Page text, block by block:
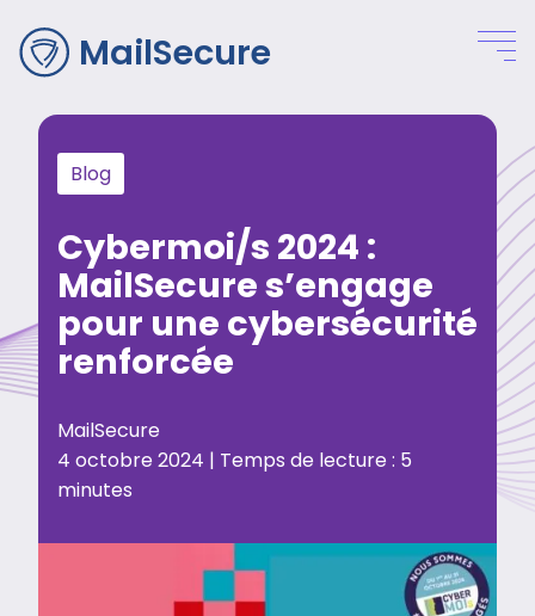
MailSecure
Blog
Cybermoi/s 2024 :
MailSecure s’engage
pour une cybersécurité
renforcée
MailSecure
4 octobre 2024 | Temps de lecture : 5
minutes